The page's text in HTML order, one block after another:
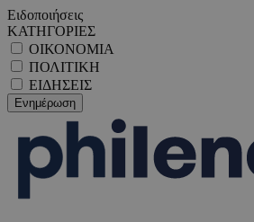
Ειδοποιήσεις
ΚΑΤΗΓΟΡΙΕΣ
ΟΙΚΟΝΟΜΙΑ
ΠΟΛΙΤΙΚΗ
ΕΙΔΗΣΕΙΣ